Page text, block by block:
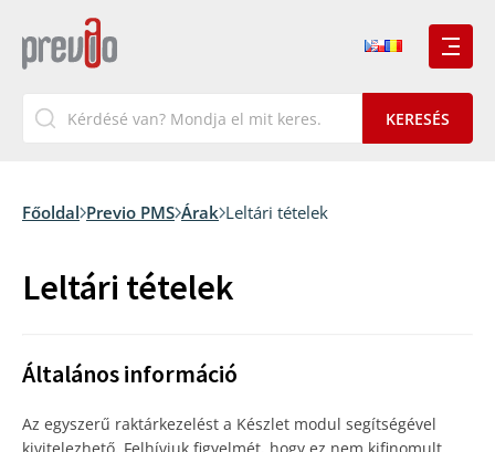
Főoldal Previo PMS Árak Leltári tételek
Leltári tételek
Általános információ
Az egyszerű raktárkezelést a Készlet modul segítségével